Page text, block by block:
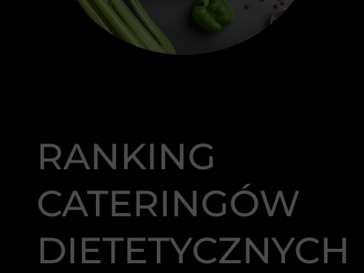
RANKING
CATERINGÓW
DIETETYCZNYCH